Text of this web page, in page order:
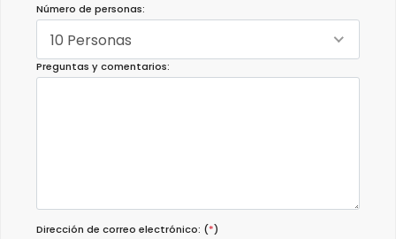
Número de personas:
10 Personas
Preguntas y comentarios:
Dirección de correo electrónico: (*)